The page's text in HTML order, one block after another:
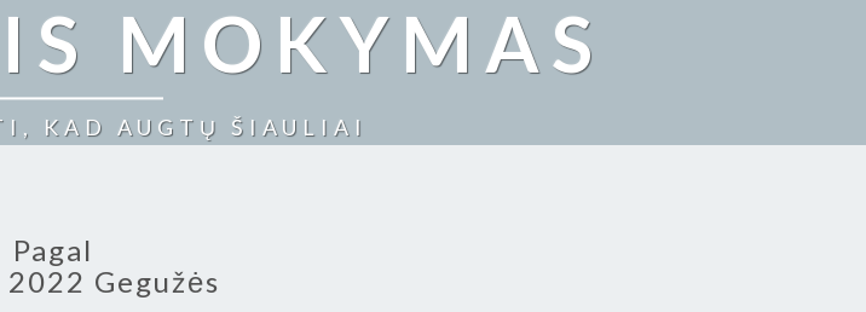
MOKYMAS
KAD AUGTŲ ŠIAULIAI
Pagal
2022 Gegužės